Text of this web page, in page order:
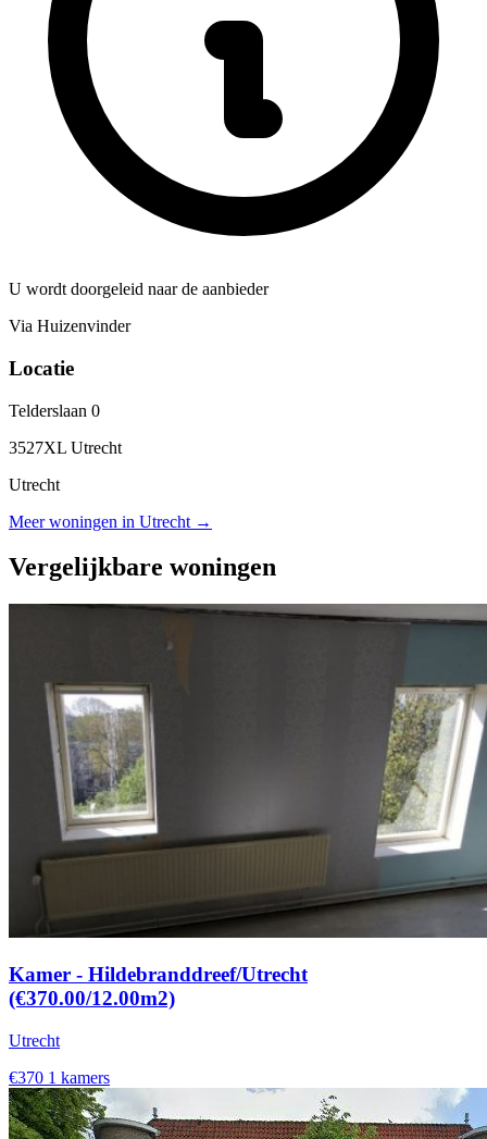
U wordt doorgeleid naar de aanbieder
Via Huizenvinder
Locatie
Telderslaan 0
3527XL Utrecht
Utrecht
Meer woningen in Utrecht →
Vergelijkbare woningen
Kamer - Hildebranddreef/Utrecht
(€370.00/12.00m2)
Utrecht
€370 1 kamers